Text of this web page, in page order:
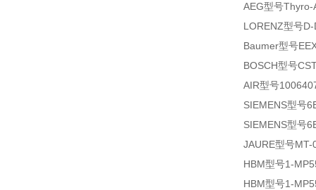
AEG型号Thyro-
LORENZ型号
Baumer型号
BOSCH型号
AIR型号
SIEMENS型号
SIEMENS型号
JAURE型号
HBM型号1-
HBM型号1-